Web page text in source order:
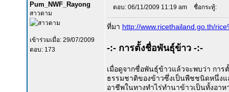
Pum_NWF_Rayong
สาวดาม
เข้าร่วมเมื่อ: 29/07/2009
ตอบ: 173
ตอบ: 06/11/2009 11:19 am ชื่อกระทู้:
ที่มา http://www.ricethailand.go.th/
-:- การตั้งชื่อพันธุ์ข้าว -:-
เมื่อดูจากชื่อพันธุ์ข้าวแล้วจะพบว่า กา
ธรรมชาติของข้าวซึ่งเป็นพืชชนิดหนึ่งแ
อาชีพในทางทำไร่ทำนาข้าวเป็นทั้งอา